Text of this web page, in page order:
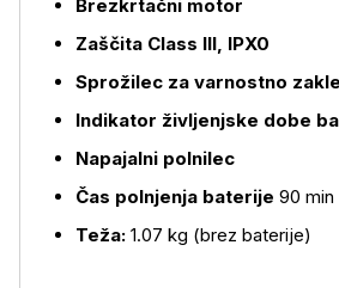
Brezkrtačni motor
Zaščita Class III, IPX0
Sprožilec za varnostno
Indikator življenjske dobe
Napajalni polnilec
Čas polnjenja baterije 90 min
Teža: 1.07 kg (brez baterije)